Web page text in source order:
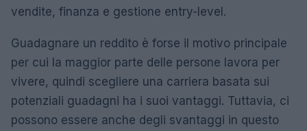
vendite, finanza e gestione entry-level.
Guadagnare un reddito è forse il motivo principale
per cui la maggior parte delle persone lavora per
vivere, quindi scegliere una carriera basata sui
potenziali guadagni ha i suoi vantaggi. Tuttavia, ci
possono essere anche degli svantaggi in questo